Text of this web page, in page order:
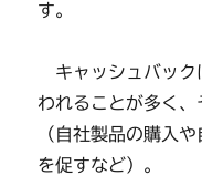
す。
キャッシュバック
われることが多く
（自社製品の購入
を促すなど）。